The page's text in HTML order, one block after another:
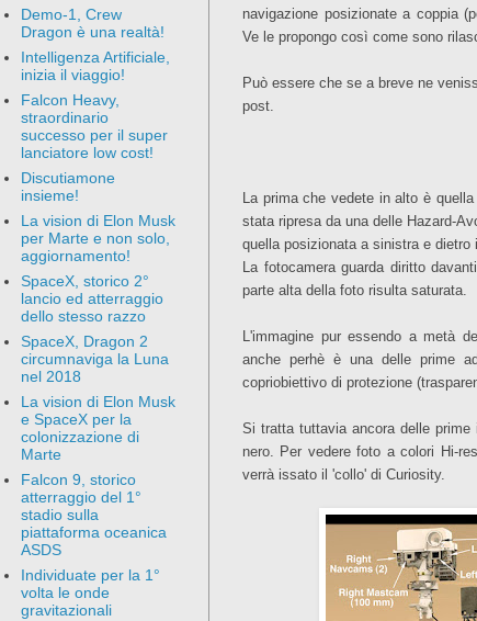
navigazione posizionate a coppia
Ve le propongo così come sono
Può essere che se a breve ne
post.
La prima che vedete in alto è
stata ripresa da una delle Hazard-
quella posizionata a sinistra e dietro
La fotocamera guarda diritto
parte alta della foto risulta saturata.
L'immagine pur essendo a metà
anche perhè è una delle prime
copriobiettivo di protezione
Si tratta tuttavia ancora delle
nero. Per vedere foto a colori Hi-
verrà issato il 'collo' di Curiosity.
Demo-1, Crew
Dragon è una realtà!
Intelligenza Artificiale,
inizia il viaggio!
Falcon Heavy,
straordinario
successo per il super
lanciatore low cost!
Discutiamone
insieme!
La vision di Elon Musk
per Marte e non solo,
aggiornamento!
SpaceX, storico 2°
lancio ed atterraggio
dello stesso razzo
SpaceX, Dragon 2
circumnaviga la Luna
nel 2018
La vision di Elon Musk
e SpaceX per la
colonizzazione di
Marte
Falcon 9, storico
atterraggio del 1°
stadio sulla
piattaforma oceanica
ASDS
Individuate per la 1°
volta le onde
gravitazionali